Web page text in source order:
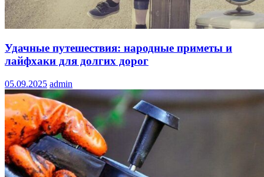
Удачные путешествия: народные приметы и
лайфхаки для долгих дорог
05.09.2025 admin